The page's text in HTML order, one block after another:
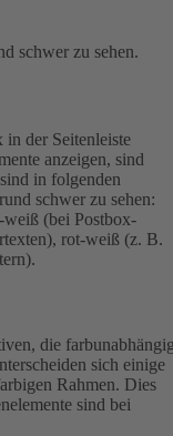
schwer zu sehen.
der Seitenleiste
anzeigen, sind
in folgenden
schwer zu sehen:
(bei Postbox-
rot-weiß (z. B.
die
sich einige
Rahmen. Dies
sind bei